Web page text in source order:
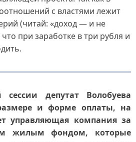
с властями лежит
(читай: «доход — и не
при заработке в три рубля и
депутат Волобуева
и форме оплаты, на
управляющая компания за
жилым фондом, которые